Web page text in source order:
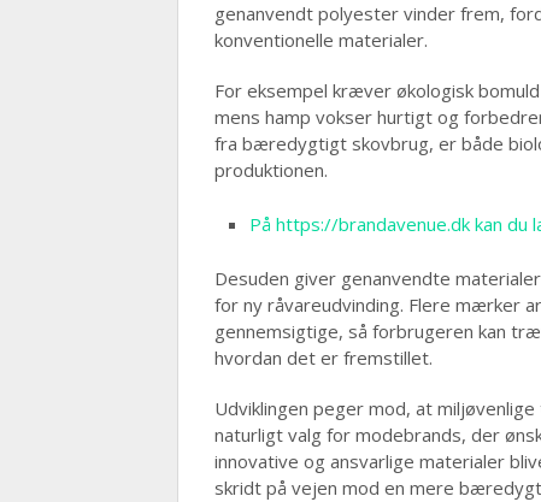
genanvendt polyester vinder frem,
konventionelle materialer.
For eksempel kræver økologisk
mens hamp vokser hurtigt og
fra bæredygtigt skovbrug, er både
produktionen.
På https://brandavenue.dk kan du
Desuden giver genanvendte
for ny råvareudvinding. Flere mærker
gennemsigtige, så forbrugeren kan
hvordan det er fremstillet.
Udviklingen peger mod, at
naturligt valg for modebrands, der
innovative og ansvarlige materialer
skridt på vejen mod en mere